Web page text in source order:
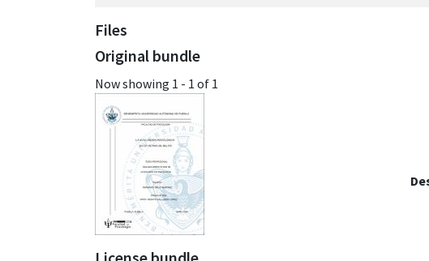
Files
Original bundle
Now showing 1 - 1 of 1